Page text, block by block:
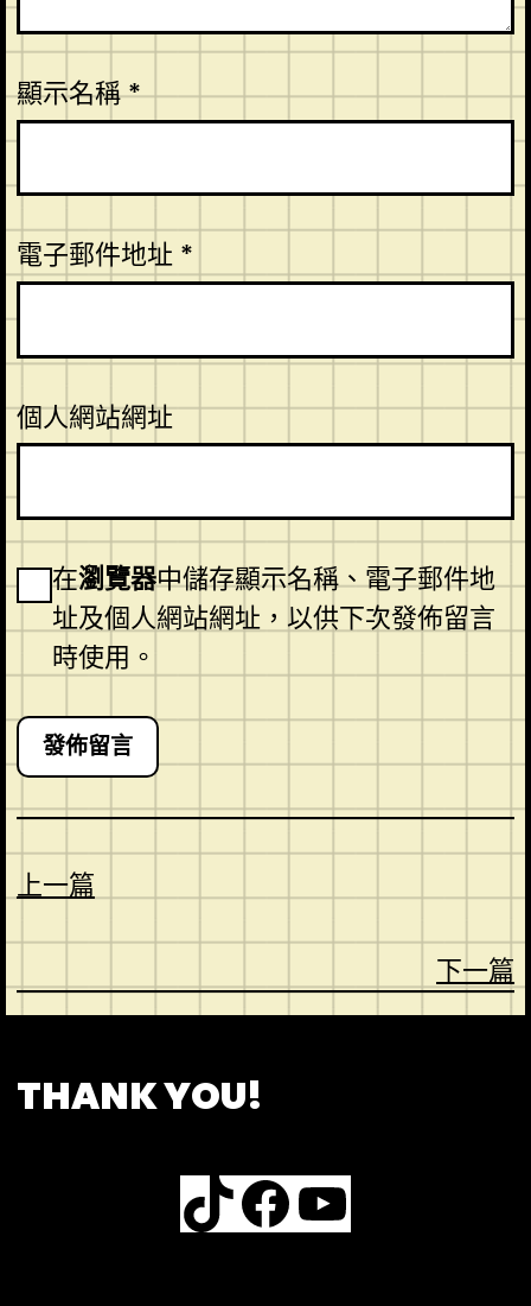
顯示名稱*
電子郵件地址 *
個人網站網址
在瀏覽器中儲存顯示名稱、電子郵件地
址及個人網站網址，以供下次發佈留言
時使用。
上一篇
下一篇
THANK YOU!
TikTok Facebook YouTube